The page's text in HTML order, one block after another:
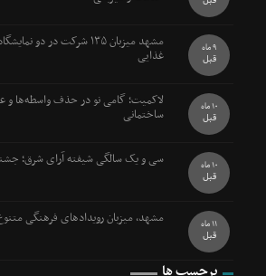
مشهد میزبان ۱۳۵ شرکت در
غذایی 9 ماه
قبل
لاکمیت؛ گامی نو در حذف واسطه‌ها و
ساختمانی 10 ماه
قبل
سی و یک سالگی شیفته آرای شرق؛ 10 ماه
قبل
مشهد، میزبان رویدادهای فرهنگی 11 ماه
قبل